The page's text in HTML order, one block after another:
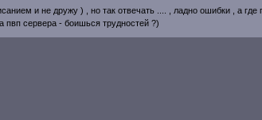
и не дружу ) , но так отвечать .... , ладно ошибки , а где
пвп сервера - боишься трудностей ?)